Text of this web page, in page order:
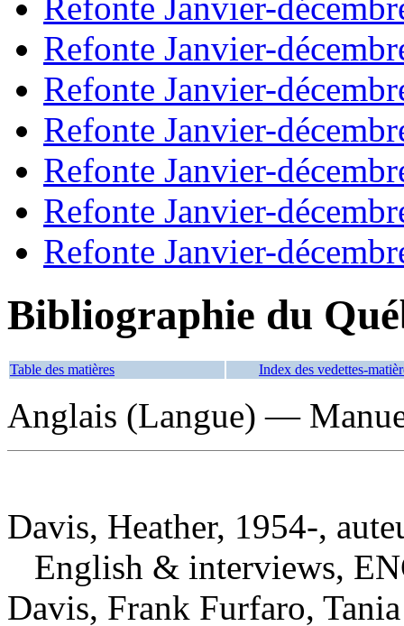
Refonte Janvier-
Refonte Janvier-
Refonte Janvier-
Refonte Janvier-
Refonte Janvier-
Refonte Janvier-
Bibliographie du
Table des matières Index des vedettes-
Anglais (Langue) —
Davis, Heather, 1954-,
English & interviews,
Davis, Frank Furfaro,